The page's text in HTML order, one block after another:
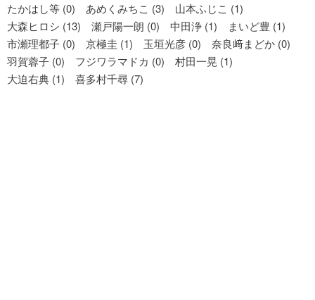
たかはし等 (0)
あめくみちこ (3)
山本ふじこ (1)
大森ヒロシ (13)
瀬戸陽一朗 (0) 中田浄 (1)
まいど豊 (1)
市瀬理都子 (0)
京極圭 (1) 玉垣光彦 (0)
奈良﨑まどか (0)
羽賀蓉子 (0)
フジワラマドカ (0)
村田一晃 (1)
大迫右典 (1)
喜多村千尋 (7)